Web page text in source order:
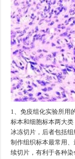
1、免疫组化实验所用
标本和细胞标本两大
冰冻切片，后者包括
制作组织标本最常用
续切片，有利于各种